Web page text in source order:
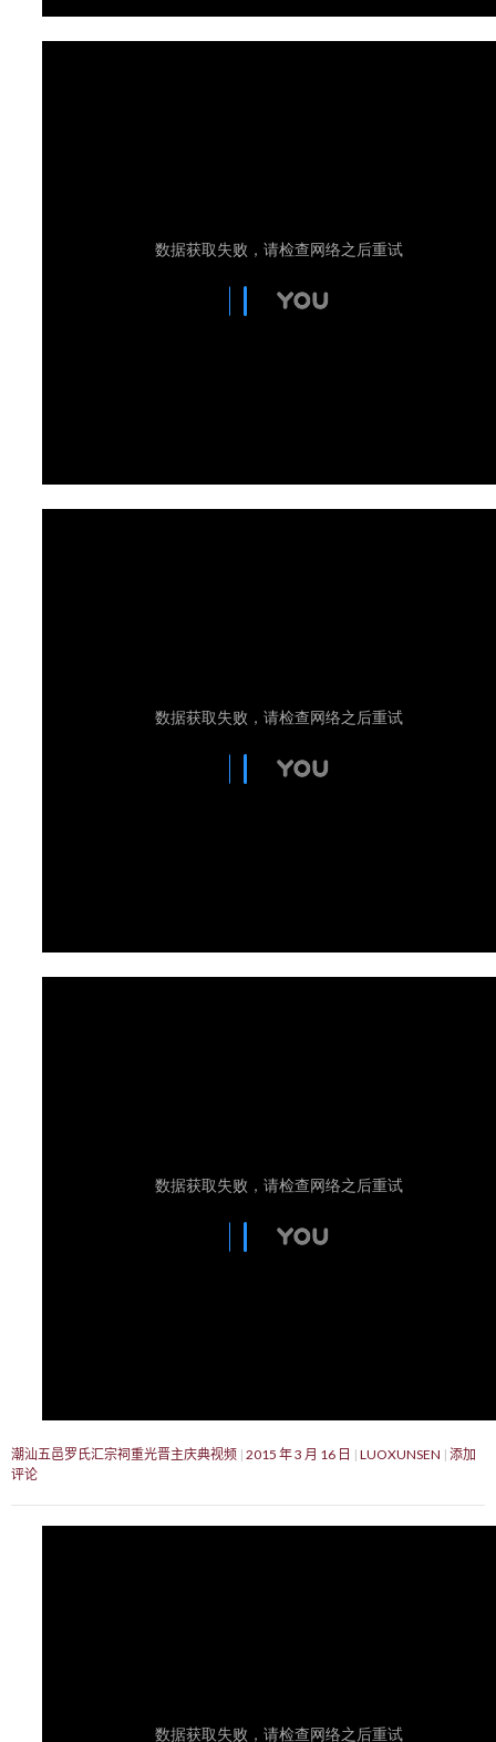
潮汕五邑罗氏汇宗祠重光晋主庆典视频 2015 年 3 月 16 日 LUOXUNSEN 添加
评论